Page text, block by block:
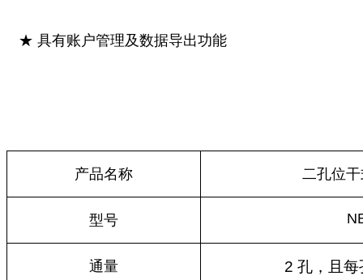
★ 具有账户管理及数据导出功能
产品名称 二孔位
型号
通量 2 孔，且